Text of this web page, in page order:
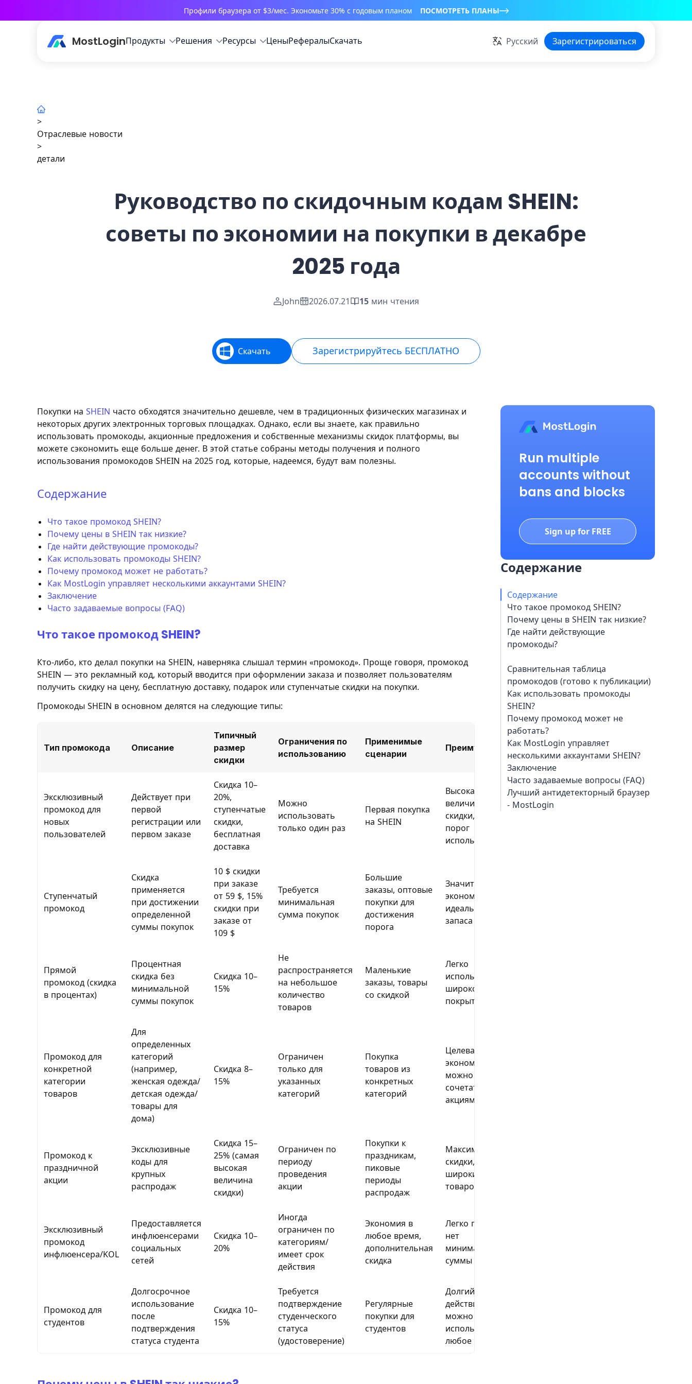
Профили браузера от $3/мес. Экономьте 30% с годовым планом ПОСМОТРЕТЬ ПЛАНЫ
MostLoginПродукты Решения Ресурсы ЦеныРефералыСкачать Русский Зарегистрироваться
>
Отраслевые новости
>
детали
Руководство по скидочным кодам SHEIN:
советы по экономии на покупки в декабре
2025 года
John 2026.07.21 15 мин чтения
Скачать Зарегистрируйтесь БЕСПЛАТНО
Покупки на SHEIN часто обходятся значительно дешевле, чем в традиционных физических магазинах и
некоторых других электронных торговых площадках. Однако, если вы знаете, как правильно
использовать промокоды, акционные предложения и собственные механизмы скидок платформы, вы
можете сэкономить еще больше денег. В этой статье собраны методы получения и полного
использования промокодов SHEIN на 2025 год, которые, надеемся, будут вам полезны.
Содержание
Что такое промокод SHEIN?
Почему цены в SHEIN так низкие?
Где найти действующие промокоды?
Как использовать промокоды SHEIN?
Почему промокод может не работать?
Как MostLogin управляет несколькими аккаунтами SHEIN?
Заключение
Часто задаваемые вопросы (FAQ)
Что такое промокод SHEIN?
Кто-либо, кто делал покупки на SHEIN, наверняка слышал термин «промокод». Проще говоря, промокод
SHEIN — это рекламный код, который вводится при оформлении заказа и позволяет пользователям
получить скидку на цену, бесплатную доставку, подарок или ступенчатые скидки на покупки.
Промокоды SHEIN в основном делятся на следующие типы:
Тип промокода Описание
Типичный
размер
скидки
Ограничения по
использованию
Применимые
сценарии
Преимущества Недостатки
Эксклюзивный
промокод для
новых
пользователей
Действует при
первой
регистрации или
первом заказе
Скидка 10–
20%,
ступенчатые
скидки,
бесплатная
доставка
Можно
использовать
только один раз
Первая покупка
на SHEIN
Высокая
величина
скидки, низкий
порог
использования
Можно
использовать
Ступенчатый
промокод
Скидка
применяется
при достижении
определенной
суммы покупок
10 $ скидки
при заказе
от 59 $, 15%
скидки при
заказе от
109 $
Требуется
минимальная
сумма покупок
Большие
заказы, оптовые
покупки для
достижения
порога
Значительная
экономия,
идеально для
запаса товаров
Прямой
промокод (скидка
в процентах)
Процентная
скидка без
минимальной
суммы покупок
Скидка 10–
15%
Не
распространяется
на небольшое
количество
товаров
Маленькие
заказы, товары
со скидкой
Легко
использовать,
широкое
покрытие
Промокод для
конкретной
категории
товаров
Для
определенных
категорий
(например,
женская одежда/
детская одежда/
товары для
дома)
Скидка 8–
15%
Ограничен
только для
указанных
категорий
Покупка
товаров из
конкретных
категорий
Целевая
экономия,
можно
сочетать с
акциями
Промокод к
праздничной
акции
Эксклюзивные
коды для
крупных
распродаж
Скидка 15–
25% (самая
высокая
величина
скидки)
Ограничен по
периоду
проведения
акции
Покупки к
праздникам,
пиковые
периоды
распродаж
Максимальные
скидки,
широкий выбор
товаров
Эксклюзивный
промокод
инфлюенсера/KOL
Предоставляется
инфлюенсерами
социальных
сетей
Скидка 10–
20%
Иногда
ограничен по
категориям/
имеет срок
действия
Экономия в
любое время,
дополнительная
скидка
Легко получить,
нет
минимальной
суммы покупок
Промокод для
студентов
Долгосрочное
использование
после
подтверждения
статуса студента
Скидка 10–
15%
Требуется
подтверждение
студенческого
статуса
(удостоверение)
Регулярные
покупки для
студентов
Долгий срок
действия,
можно
использовать в
любое время
Run multiple
accounts without
bans and blocks
Sign up for FREE
Содержание
Содержание
Что такое промокод SHEIN?
Почему цены в SHEIN так низкие?
Где найти действующие
промокоды?
Сравнительная таблица
промокодов (готово к публикации)
Как использовать промокоды
SHEIN?
Почему промокод может не
работать?
Как MostLogin управляет
несколькими аккаунтами SHEIN?
Заключение
Часто задаваемые вопросы (FAQ)
Лучший антидетекторный браузер
- MostLogin